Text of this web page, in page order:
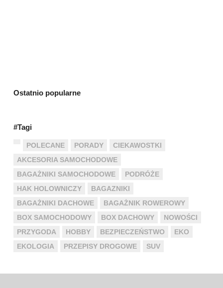
Ostatnio popularne
#Tagi
POLECANE PORADY
CIEKAWOSTKI
AKCESORIA SAMOCHODOWE
BAGAŻNIKI SAMOCHODOWE
PODRÓŻE
HAK HOLOWNICZY
BAGAZNIKI
BAGAŻNIKI DACHOWE
BAGAŻNIK ROWEROWY
BOX SAMOCHODOWY
BOX DACHOWY
NOWOŚCI
PRZYGODA
HOBBY BEZPIECZEŃSTWO
EKO
EKOLOGIA
PRZEPISY DROGOWE SUV